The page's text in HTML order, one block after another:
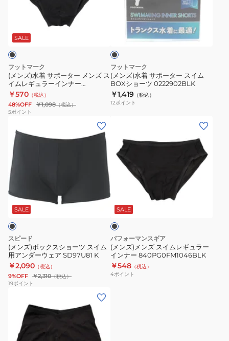
ー
タ
ー
メ
ン
ズ
ス
ム
レ
ギ
ュ
ラ
ー
イ
ン
ナ
ー
0222905BLK
SALE
フットマーク
(メンズ)水着 サポーター メンズ ス
イムレギュラーインナー
0222905BLK
￥570 （税込）
48%OFF ￥1,098（税込）
5ポイント
タ
ー
ス
イ
ム
ツ
0222902BLK
ブ
ラ
フットマーク
(メンズ)水着 サポーター スイム
BOXショーツ 0222902BLK
￥1,419 （税込）
12ポイント
ン
ズ)
ボ
ッ
ク
ス
シ
ョ
ー
ツ
ス
イ
ム
SALE
スピード
(メンズ)ボックスショーツ スイム
用アンダーウェア SD97U81 K
￥2,090 （税込）
9%OFF ￥2,310（税込）
19ポイント
メ
イ
ム
レ
ギ
ュ
ラ
SALE
ラ
パフォーマンスギア
(メンズ)メンズ スイムレギュラー
インナー 840PG0FM1046BLK
￥548 （税込）
4ポイント
ズ)BOX